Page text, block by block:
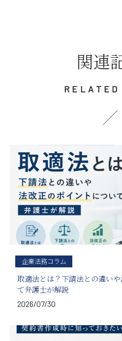
関連
RELATED
企業法務コラム
取適法とは？下請法との違い
て弁護士が解説
2026/07/30